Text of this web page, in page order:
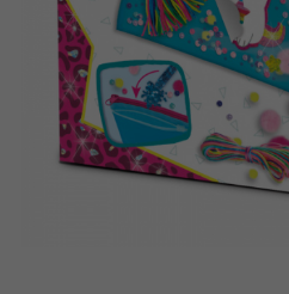
Bøker
Applikasjoner
Arkiverte produkter